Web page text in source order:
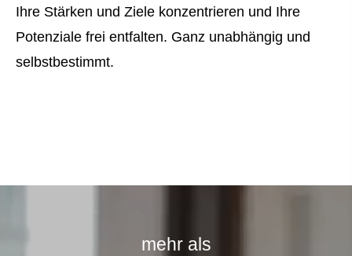
Ihre Stärken und Ziele konzentrieren und Ihre
Potenziale frei entfalten. Ganz unabhängig und
selbstbestimmt.
mehr als